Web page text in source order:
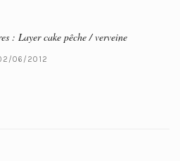
: Layer cake pêche / verveine
06/2012